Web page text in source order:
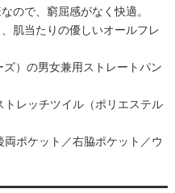
ので、窮屈感がなく快適。
肌当たりの優しいオールフレ
）の男女兼用ストレートパン
トレッチツイル（ポリエステル
両ポケット／右脇ポケット／ウ